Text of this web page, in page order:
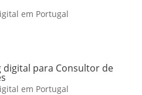
em Portugal
digital para Consultor de
em Portugal